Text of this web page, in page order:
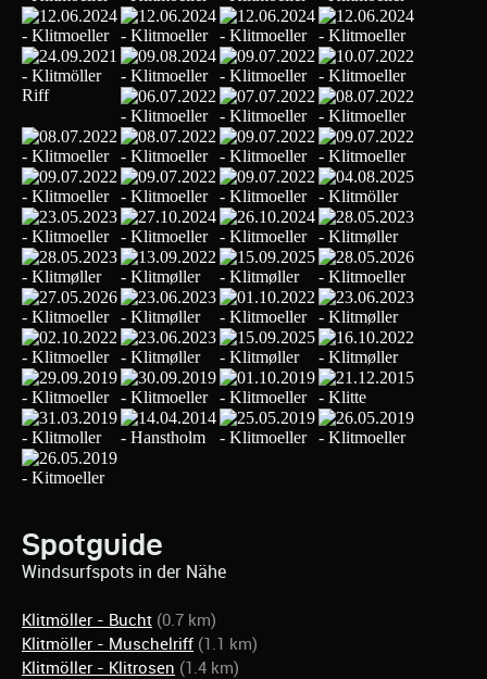
Spotguide
Windsurfspots in der Nähe
Klitmöller - Bucht (0.7 km)
Klitmöller - Muschelriff (1.1 km)
Klitmöller - Klitrosen (1.4 km)